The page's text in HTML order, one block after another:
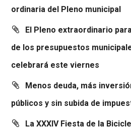
ordinaria del Pleno municipal
El Pleno extraordinario
de los presupuestos
celebrará este viernes
Menos deuda, más
públicos y sin subida de
La XXXIV Fiesta de la